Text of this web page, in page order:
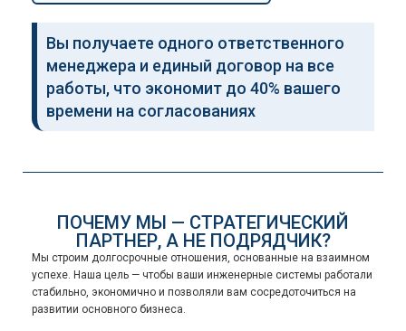
Вы получаете одного ответственного
менеджера и единый договор на все
работы, что экономит до 40% вашего
времени на согласованиях
ПОЧЕМУ МЫ — СТРАТЕГИЧЕСКИЙ
ПАРТНЕР, А НЕ ПОДРЯДЧИК?
Мы строим долгосрочные отношения, основанные на взаимном
успехе. Наша цель — чтобы ваши инженерные системы работали
стабильно, экономично и позволяли вам сосредоточиться на
развитии основного бизнеса.